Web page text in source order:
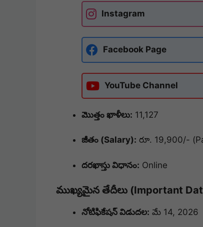
Instagram
Facebook Page
YouTube Channel
మొత్తం ఖాళీలు: 11,127
జీతం (Salary): రూ. 19,900/-
దరఖాస్తు విధానం: Online
ముఖ్యమైన తేదీలు (Important
నోటిఫికేషన్ విడుదల: మే 14, 2026